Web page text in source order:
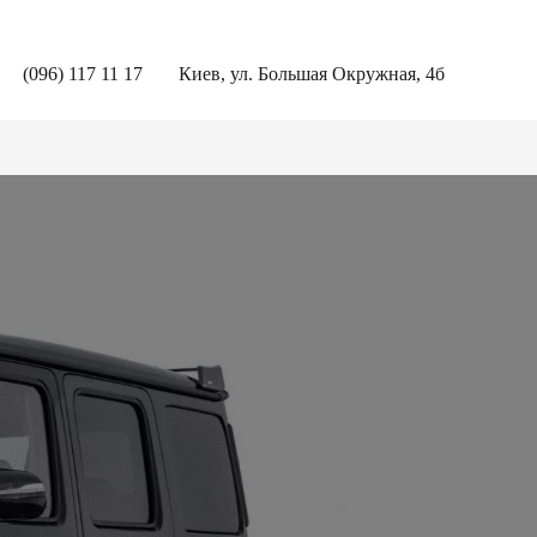
(096) 117 11 17 Киев, ул. Большая Окружная, 4б